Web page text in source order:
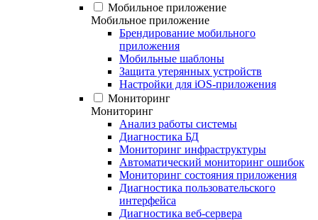
Мобильное приложение
Мобильное приложение
Брендирование мобильного
приложения
Мобильные шаблоны
Защита утерянных устройств
Настройки для iOS-приложения
Мониторинг
Мониторинг
Анализ работы системы
Диагностика БД
Мониторинг инфраструктуры
Автоматический мониторинг ошибок
Мониторинг состояния приложения
Диагностика пользовательского
интерфейса
Диагностика веб-сервера